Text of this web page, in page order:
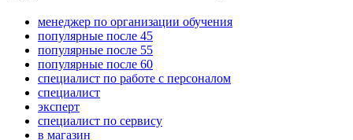
менеджер по организации обучения
популярные после 45
популярные после 55
популярные после 60
специалист по работе с персоналом
специалист
эксперт
специалист по сервису
в магазин